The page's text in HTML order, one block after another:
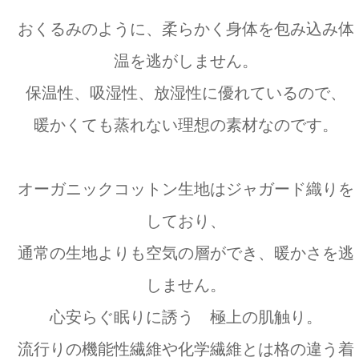
おくるみのように、柔らかく身体を包み込み体
温を逃がしません。
保温性、吸湿性、放湿性に優れているので、
暖かくても蒸れない理想の素材なのです。
オーガニックコットン生地はジャガード織りを
しており、
通常の生地よりも空気の層ができ、暖かさを逃
しません。
心安らぐ眠りに誘う 極上の肌触り。
流行りの機能性繊維や化学繊維とは格の違う着